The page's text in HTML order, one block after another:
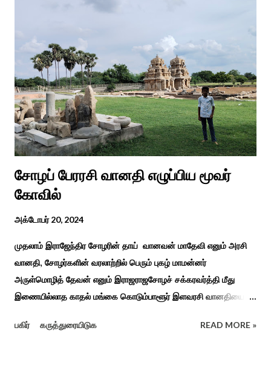
நிகழ்ச்சிகள், கருத்தரங்குகள் மற்றும் உதவிகள் வழங்கும் விழாக்கள்
பல்கலைக்கழகத்தின் சிறப்புக் கல்வி மற்றும் மறுவாழ்வு அறிவியல்
துறை, மற்றும் டாக்டர் அழகப்பா கல்வி அறிவியல் நிறுவனம் , மற்றும்
காரைக்குடி ஹெரிடேஜ் ரோட்டரி கிளப், மற்றும் மாற்றுத்
திறனாளிகளுக்கான மல்டிமோடல் மெட்டீரியல் உற்பத்திக்கான மையம்,
மற்றும் ஐடி மற்றும் ஆட்டிசத்திற்கான அழகப்பா பல்கலைக்கழக
சிறப்புப் பள்ளி சார்பில் இந்த ஆணடு விழா சர்வதேச மாற்று...
சோழப் பேரரசி வானதி எழுப்பிய மூவர்
கோவில்
அக்டோபர் 20, 2024
முதலாம் இராஜேந்திர சோழரின் தாய் வானவன் மாதேவி எனும் அரசி
வானதி, சோழர்களின் வரலாற்றில் பெரும் புகழ் மாமன்னர்
அருள்மொழித் தேவன் எனும் இராஜராஜசோழச் சக்கரவர்த்தி மீது
இணையில்லாத காதல் மங்கை கொடும்பாளூர் இளவரசி வானதியை
கடற்படையின் பரப்பை இலங்கை வரை சென்று வென்று வந்த
பகிர் கருத்துரையிடுக READ MORE »